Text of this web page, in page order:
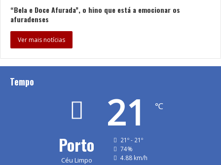
“Bela e Doce Afurada”, o hino que está a emocionar os
afuradenses
Ver mais notícias
Tempo
Porto
Céu Limpo
21 ℃
21º - 21º
74%
4.88 km/h